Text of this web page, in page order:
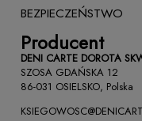
BEZPIECZEŃSTWO
Producent
DENI CARTE DOROTA
SZOSA GDAŃSKA 12
86-031 OSIELSKO, Polska